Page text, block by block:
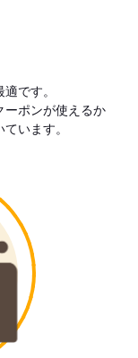
です。
ーポンが使えるか
います。